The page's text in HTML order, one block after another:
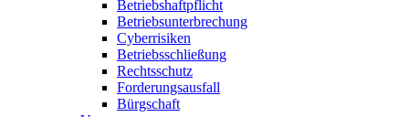
Betriebshaftpflicht
Betriebsunterbrechung
Cyberrisiken
Betriebsschließung
Rechtsschutz
Forderungsausfall
Bürgschaft